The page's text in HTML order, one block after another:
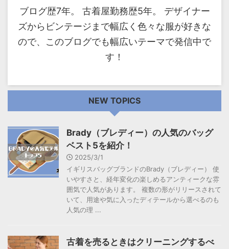
ブログ歴7年。 古着屋勤務歴5年。 デザイナー
ズからビンテージまで幅広く色々な服が好きな
ので、このブログでも幅広いテーマで発信中で
す！
NEW TOPICS
Brady（ブレディー）の人気のバッグ
ベスト5を紹介！
2025/3/1
イギリスバッグブランドのBrady（ブレディー） 使
いやすさと、経年変化の楽しめるアンティークな雰
囲気で人気があります。 複数の形がリリースされて
いて、用途や気に入ったディテールから選べるのも
人気の理 ...
古着を売るときはクリーニングするべ